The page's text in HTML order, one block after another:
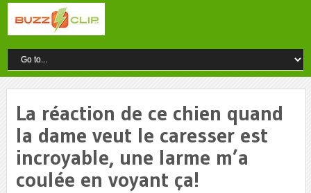
La réaction de ce chien quand
la dame veut le caresser est
incroyable, une larme m’a
coulée en voyant ça!